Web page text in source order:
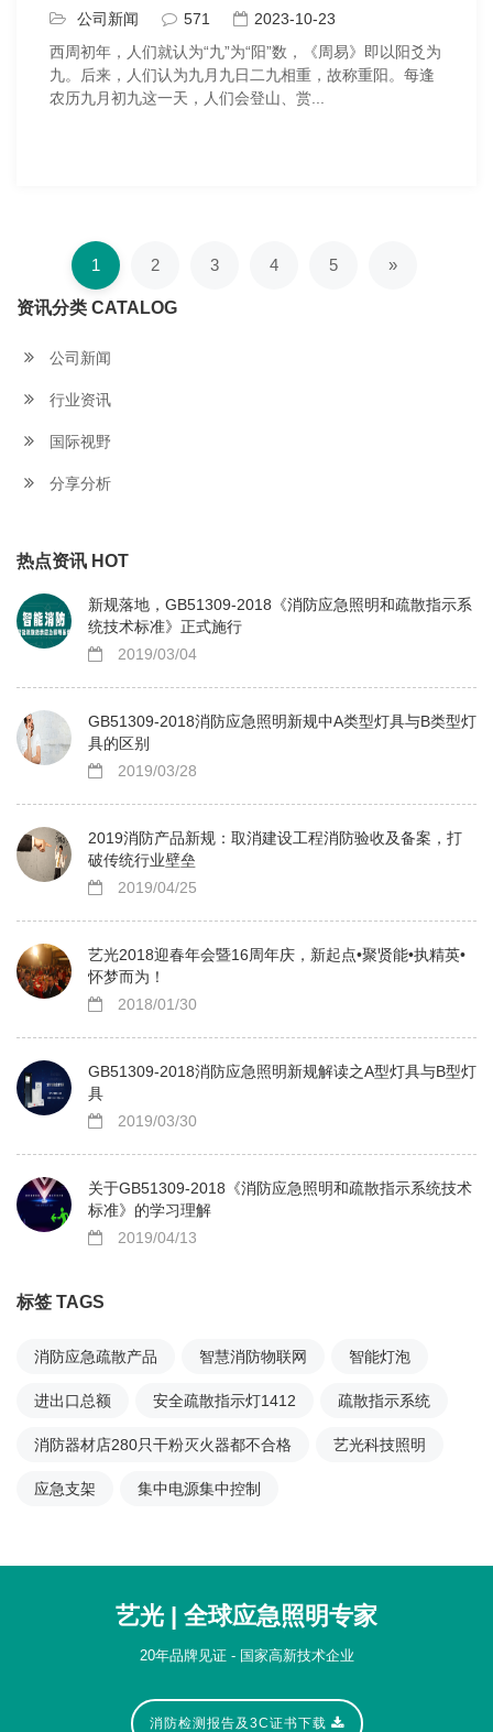
公司新闻 571
2023-10-23
西周初年，人们就认为“九”为“阳”数，《周易》即以阳爻为
九。后来，人们认为九月九日二九相重，故称重阳。每逢
农历九月初九这一天，人们会登山、赏...
1 2 3 4 5 »
资讯分类 CATALOG
公司新闻
行业资讯
国际视野
分享分析
热点资讯 HOT
新规落地，GB51309-2018《消防应急照明和疏散指示系
统技术标准》正式施行
2019/03/04
GB51309-2018消防应急照明新规中A类型灯具与B类型灯
具的区别
2019/03/28
2019消防产品新规：取消建设工程消防验收及备案，打
破传统行业壁垒
2019/04/25
艺光2018迎春年会暨16周年庆，新起点•聚贤能•执精英•
怀梦而为！
2018/01/30
GB51309-2018消防应急照明新规解读之A型灯具与B型灯
具
2019/03/30
关于GB51309-2018《消防应急照明和疏散指示系统技术
标准》的学习理解
2019/04/13
标签 TAGS
消防应急疏散产品 智慧消防物联网 智能灯泡
进出口总额 安全疏散指示灯1412 疏散指示系统
消防器材店280只干粉灭火器都不合格 艺光科技照明
应急支架 集中电源集中控制
艺光 | 全球应急照明专家
20年品牌见证 - 国家高新技术企业
消防检测报告及3C证书下载